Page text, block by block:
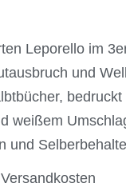
Versandkosten